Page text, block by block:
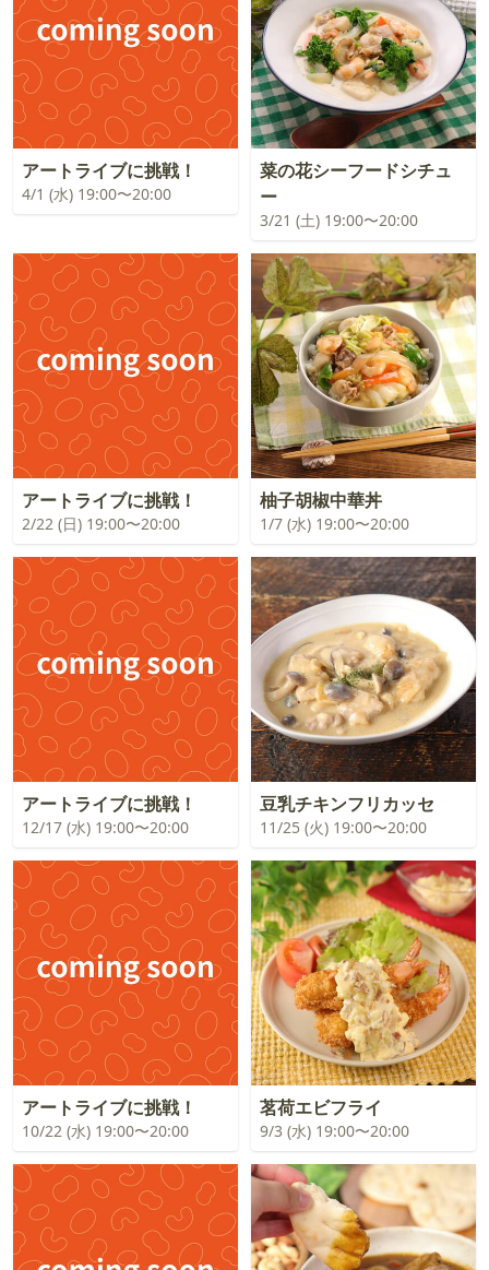
アートライブに挑戦！
4/1 (水) 19:00〜20:00
菜の花シーフードシチュ
ー
3/21 (土) 19:00〜20:00
アートライブに挑戦！
2/22 (日) 19:00〜20:00
柚子胡椒中華丼
1/7 (水) 19:00〜20:00
アートライブに挑戦！
12/17 (水) 19:00〜20:00
豆乳チキンフリカッセ
11/25 (火) 19:00〜20:00
アートライブに挑戦！
10/22 (水) 19:00〜20:00
茗荷エビフライ
9/3 (水) 19:00〜20:00